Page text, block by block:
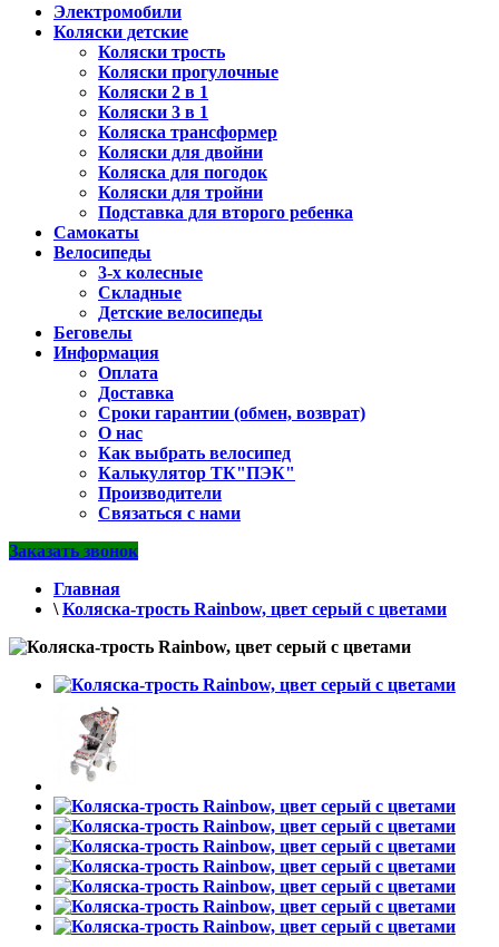
Электромобили
Коляски детские
Коляски трость
Коляски прогулочные
Коляски 2 в 1
Коляски 3 в 1
Коляска трансформер
Коляски для двойни
Коляска для погодок
Коляски для тройни
Подставка для второго ребенка
Самокаты
Велосипеды
3-х колесные
Складные
Детские велосипеды
Беговелы
Информация
Оплата
Доставка
Сроки гарантии (обмен, возврат)
О нас
Как выбрать велосипед
Калькулятор ТК"ПЭК"
Производители
Связаться с нами
Заказать звонок
Главная
\Коляска-трость Rainbow, цвет серый с цветами